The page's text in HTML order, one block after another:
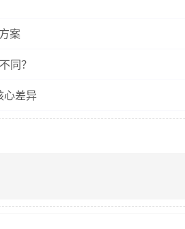
案
同？
心差异